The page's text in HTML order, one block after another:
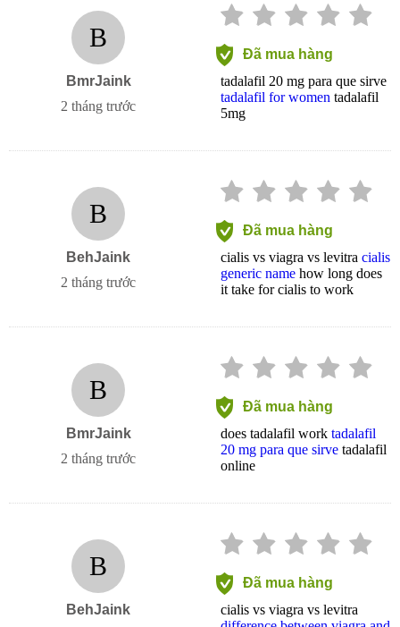
B
BmrJaink
2 tháng trước
Đã mua hàng
tadalafil 20 mg para que sirve
tadalafil for women tadalafil
5mg
B
BehJaink
2 tháng trước
Đã mua hàng
cialis vs viagra vs levitra cialis
generic name how long does
it take for cialis to work
B
BmrJaink
2 tháng trước
Đã mua hàng
does tadalafil work tadalafil
20 mg para que sirve tadalafil
online
B
BehJaink
Đã mua hàng
cialis vs viagra vs levitra